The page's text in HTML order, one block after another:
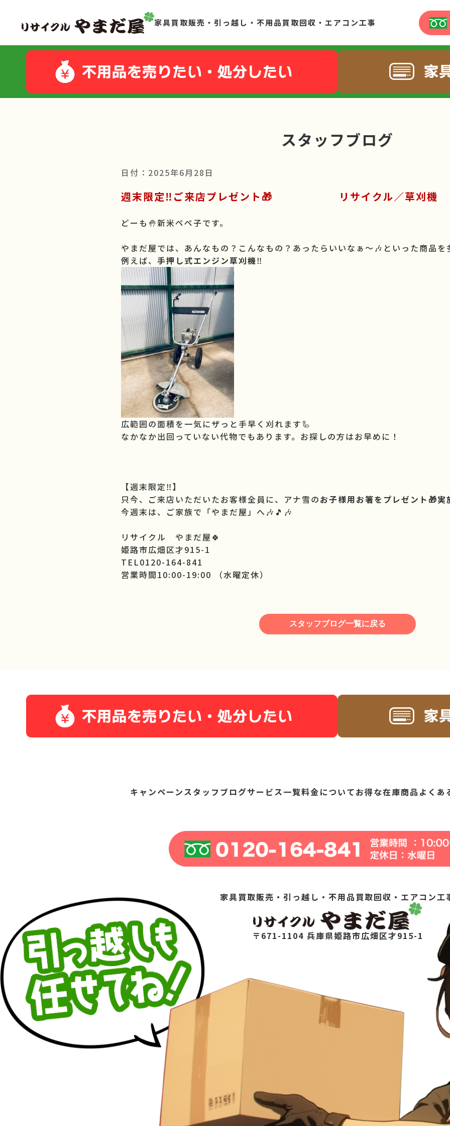
家具買取販売・引っ越し・不用品買取回収・エアコン工事
スタッフブログ
日付：2025年6月28日
週末限定‼️ご来店プレゼント🎁 リサイクル／草刈機
どーも🤚新米ペペ子です。
やまだ屋では、あんなもの？こんなもの？あったらいいなぁ～🎶といった商品
例えば、 手押し式エンジン草刈機‼️
広範囲の面積を一気にザっと手早く刈れます🦾
なかなか出回っていない代物でもあります。お探しの方はお早めに！
【週末限定‼️】
只今、ご来店いただいたお客様全員に、アナ雪のお子様用お箸をプレゼント🎁
今週末は、ご家族で「やまだ屋」へ🎶🎵🎶
リサイクル やまだ屋🍀
姫路市広畑区才915-1
TEL0120-164-841
営業時間10:00-19:00 （水曜定休）
スタッフブログ一覧に戻る
キャンペーンスタッフブログサービス一覧料金についてお得な在庫商品 よくあ
家具買取販売・引っ越し・不用品買取回収・エアコン工
〒671-1104 兵庫県姫路市広畑区才915-1